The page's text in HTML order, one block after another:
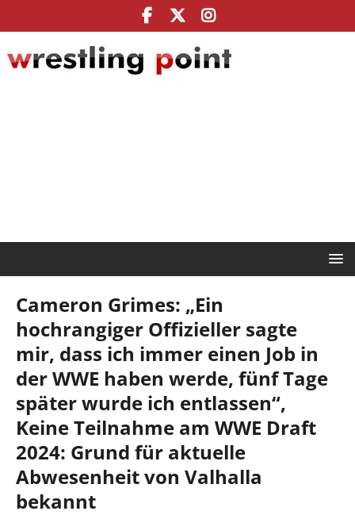
Cameron Grimes: „Ein
hochrangiger Offizieller sagte
mir, dass ich immer einen Job in
der WWE haben werde, fünf Tage
später wurde ich entlassen“,
Keine Teilnahme am WWE Draft
2024: Grund für aktuelle
Abwesenheit von Valhalla
bekannt